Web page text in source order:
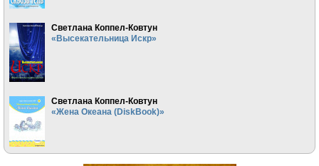
Светлана Коппел-Ковтун
«Высекательница Искр»
Светлана Коппел-Ковтун
«Жена Океана (DiskBook)»